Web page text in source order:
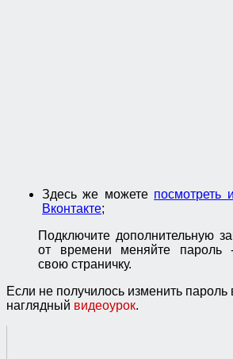
Здесь же можете посмотреть
Вконтакте;
Подключите дополнительную
от времени меняйте пароль -
свою страничку.
Если не получилось изменить пароль
наглядный видеоурок.